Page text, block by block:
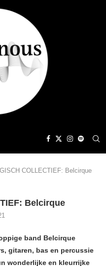
COLLECTIEF: Belcirque
Belcirque
band Belcirque
gitaren, bas en percussie
wonderlijke en kleurrijke